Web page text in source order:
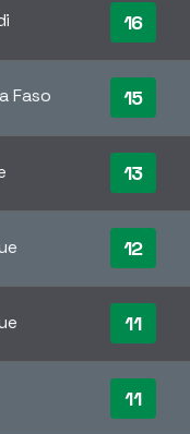
16
Faso 15
13
12
11
11